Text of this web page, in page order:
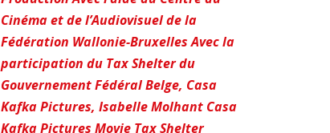
Cinéma et de l’Audiovisuel de la
Fédération Wallonie-Bruxelles Avec la
participation du Tax Shelter du
Gouvernement Fédéral Belge, Casa
Kafka Pictures, Isabelle Molhant Casa
Kafka Pictures Movie Tax Shelter